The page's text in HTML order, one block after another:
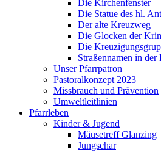
Die Kirchenfenster
Die Statue des hl.
Der alte Kreuzweg
Die Glocken der
Die
Straßennamen in
Unser Pfarrpatron
Pastoralkonzept 2023
Missbrauch und Prävention
Umweltleitlinien
Pfarrleben
Kinder & Jugend
Mäusetreff Glanzing
Jungschar